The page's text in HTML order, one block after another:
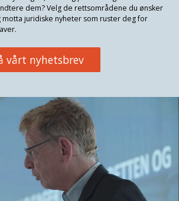
dem? Velg de rettsområdene du ønsker
juridiske nyheter som ruster deg for
vårt nyhetsbrev